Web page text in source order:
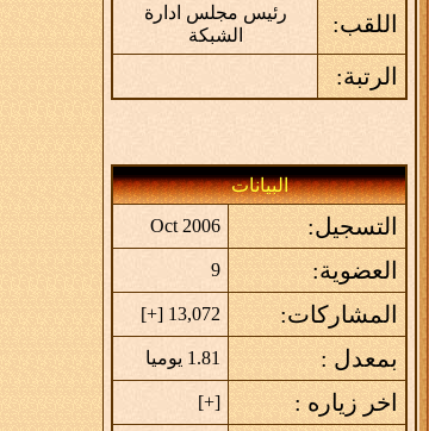
اللقب:
رئيس مجلس ادارة
الشبكة
الرتبة:
البيانات
التسجيل: Oct 2006
العضوية: 9
المشاركات: 13,072 [
+
]
بمعدل : 1.81 يوميا
اخر زياره : [
+
]